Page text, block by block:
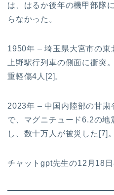
は、はるか後年の機甲部隊
らなかった。
1950年 – 埼玉県大宮市の
上野駅行列車の側面に衝突
重軽傷4人[2]。
2023年 – 中国内陸部の甘粛
で、マグニチュード6.2の
し、数十万人が被災した[7]。
チャットgpt先生の12月18